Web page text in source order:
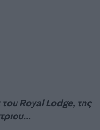
του Royal Lodge, της